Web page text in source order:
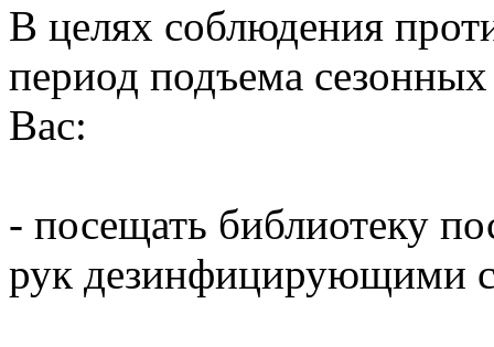
В целях соблюдения
период подъема
Вас:
- посещать библиотеку
рук дезинфицирующими